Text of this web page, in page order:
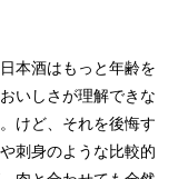
本酒はもっと年齢を
いしさが理解できな
けど、それを後悔す
刺身のような比較的